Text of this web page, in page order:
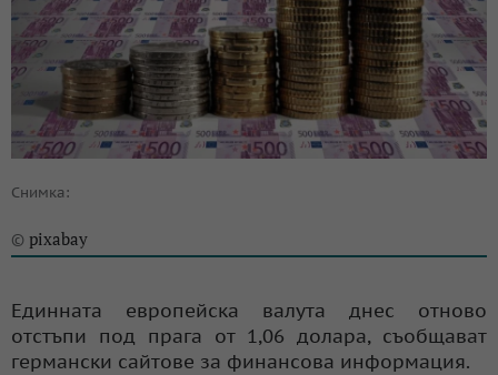
Снимка:
© pixabay
Единната европейска валута днес отново
отстъпи под прага от 1,06 долара, съобщават
германски сайтове за финансова информация.